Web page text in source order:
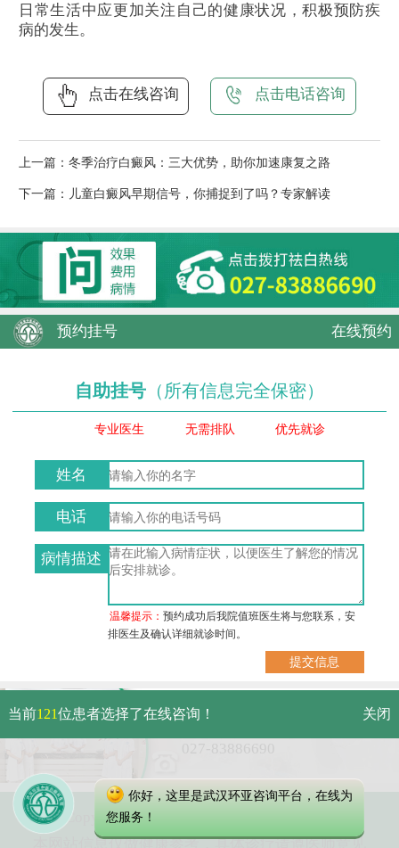
日常生活中应更加关注自己的健康状况，积极预防疾
病的发生。
点击在线咨询 点击电话咨询
上一篇： 冬季治疗白癜风：三大优势，助你加速康复之路
下一篇： 儿童白癜风早期信号，你捕捉到了吗？专家解读
预约挂号 在线预约
自助挂号 （所有信息完全保密）
专业医生 无需排队 优先就诊
姓名
电话
病情描述
温馨提示：预约成功后我院值班医生将与您联系，安
排医生及确认详细就诊时间。
武汉市硚口区解放大道479号
免费电话：
Copyright 2025 武汉环亚中医白癜风医院
本网站信息仅做健康参考，具体诊疗请遵医师意见
当前121位患者选择了在线咨询！ 关闭
你好，这里是武汉环亚咨询平台，在线为
您服务！